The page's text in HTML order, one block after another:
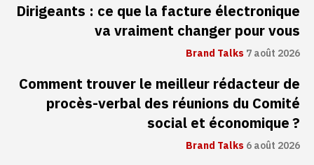
Dirigeants : ce que la facture électronique
va vraiment changer pour vous
Brand Talks7 août 2026
Comment trouver le meilleur rédacteur de
procès-verbal des réunions du Comité
social et économique ?
Brand Talks6 août 2026